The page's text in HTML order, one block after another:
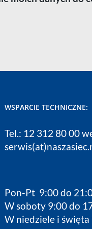
WSPARCIE TECHNICZNE:
Tel.: 12 312 80 00
Pon-Pt 9:00 do
W soboty 9:00 do
W niedziele i